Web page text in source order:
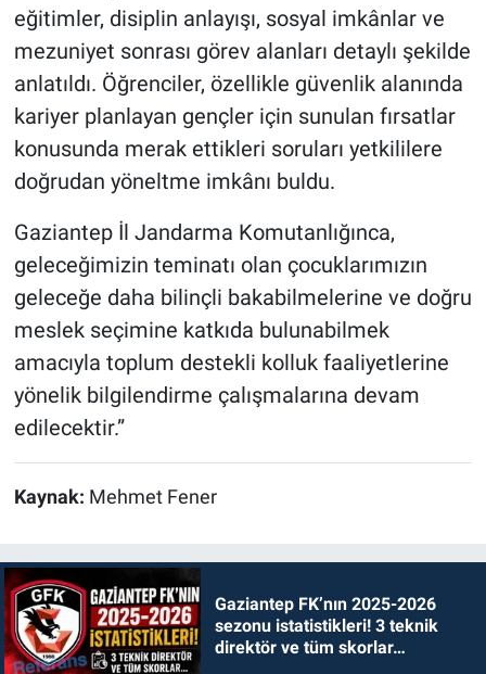
eğitimler, disiplin anlayışı, sosyal imkânlar ve
mezuniyet sonrası görev alanları detaylı şekilde
anlatıldı. Öğrenciler, özellikle güvenlik alanında
kariyer planlayan gençler için sunulan fırsatlar
konusunda merak ettikleri soruları yetkililere
doğrudan yöneltme imkânı buldu.
Gaziantep İl Jandarma Komutanlığınca,
geleceğimizin teminatı olan çocuklarımızın
geleceğe daha bilinçli bakabilmelerine ve doğru
meslek seçimine katkıda bulunabilmek
amacıyla toplum destekli kolluk faaliyetlerine
yönelik bilgilendirme çalışmalarına devam
edilecektir.”
Kaynak: Mehmet Fener
Gaziantep FK’nın 2025-2026
sezonu istatistikleri! 3 teknik
direktör ve tüm skorlar…